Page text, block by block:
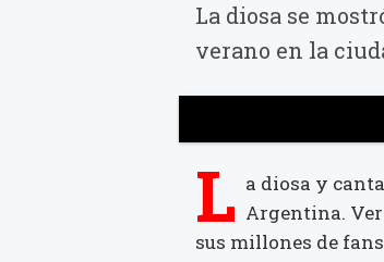
La diosa se
verano en la
L a diosa y
Argentina.
sus millones de